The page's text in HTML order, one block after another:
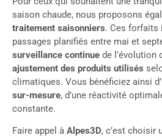
saison chaude, nous proposons
traitement saisonniers. Ces forfaits
passages planifiés entre mai et
surveillance continue de l’évolution
ajustement des produits utilisés
climatiques. Vous bénéficiez ainsi
sur-mesure, d’une réactivité
constante.
Faire appel à Alpes3D, c’est choisir